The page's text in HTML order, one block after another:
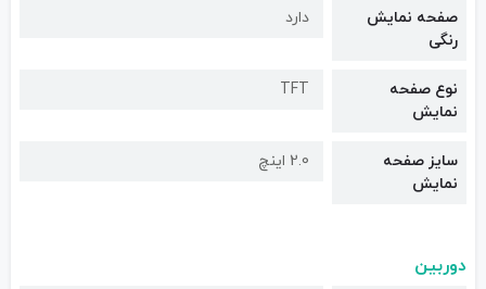
صفحه نمایش
رنگی
دارد
نوع صفحه
نمایش
TFT
سایز صفحه
نمایش
2.0 اینچ
دوربین